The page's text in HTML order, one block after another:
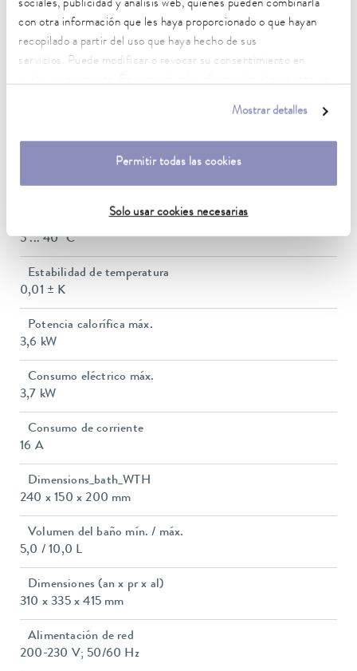
sociales, publicidad y análisis web, quienes pueden combinarla
con otra información que les haya proporcionado o que hayan
recopilado a partir del uso que haya hecho de sus
servicios. Puede modificar o revocar su consentimiento en
Mostrar detalles
Permitir todas las cookies
Solo usar cookies necesarias
Rango de temperatura de trabajo
40 ... 250 °C
-30 ... 250 °C
5 ... 40 °C
Estabilidad de temperatura
0,01 ± K
Potencia calorífica máx.
3,6 kW
Consumo eléctrico máx.
3,7 kW
Consumo de corriente
16 A
Dimensions_bath_WTH
240 x 150 x 200 mm
Volumen del baño mín. / máx.
5,0 / 10,0 L
Dimensiones (an x pr x al)
310 x 335 x 415 mm
Alimentación de red
200-230 V; 50/60 Hz